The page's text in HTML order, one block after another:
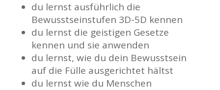
du lernst ausführlich die
Bewusstseinstufen 3D-5D kennen
du lernst die geistigen Gesetze
kennen und sie anwenden
du lernst, wie du dein Bewusstsein
auf die Fülle ausgerichtet hältst
du lernst wie du Menschen